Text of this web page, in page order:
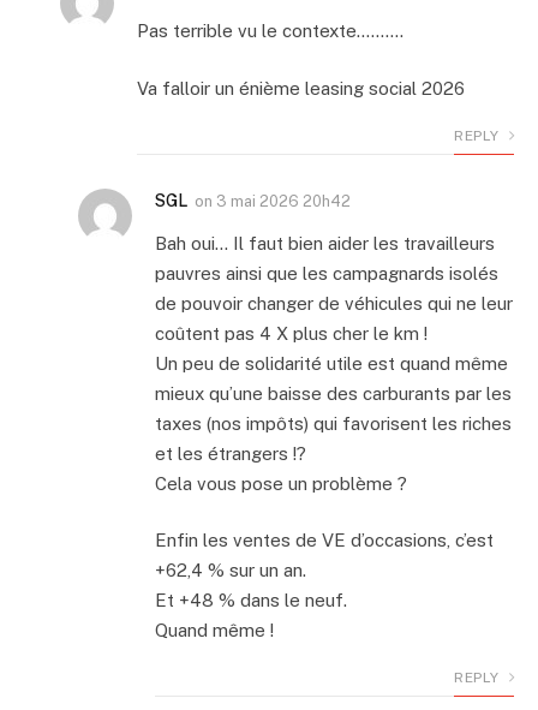
Pas terrible vu le contexte……….
Va falloir un énième leasing social 2026
REPLY
SGL on 3 mai 2026 20h42
Bah oui… Il faut bien aider les travailleurs
pauvres ainsi que les campagnards isolés
de pouvoir changer de véhicules qui ne leur
coûtent pas 4 X plus cher le km !
Un peu de solidarité utile est quand même
mieux qu’une baisse des carburants par les
taxes (nos impôts) qui favorisent les riches
et les étrangers !?
Cela vous pose un problème ?
Enfin les ventes de VE d’occasions, c’est
+62,4 % sur un an.
Et +48 % dans le neuf.
Quand même !
REPLY